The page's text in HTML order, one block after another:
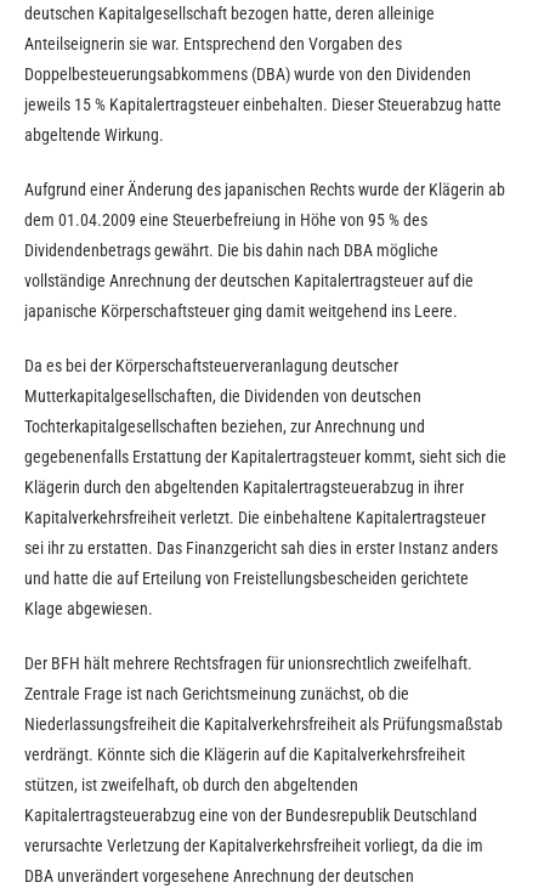
deutschen Kapitalgesellschaft bezogen hatte, deren alleinige
Anteilseignerin sie war. Entsprechend den Vorgaben des
Doppelbesteuerungsabkommens (DBA) wurde von den Dividenden
jeweils 15 % Kapitalertragsteuer einbehalten. Dieser Steuerabzug hatte
abgeltende Wirkung.
Aufgrund einer Änderung des japanischen Rechts wurde der Klägerin ab
dem 01.04.2009 eine Steuerbefreiung in Höhe von 95 % des
Dividendenbetrags gewährt. Die bis dahin nach DBA mögliche
vollständige Anrechnung der deutschen Kapitalertragsteuer auf die
japanische Körperschaftsteuer ging damit weitgehend ins Leere.
Da es bei der Körperschaftsteuerveranlagung deutscher
Mutterkapitalgesellschaften, die Dividenden von deutschen
Tochterkapitalgesellschaften beziehen, zur Anrechnung und
gegebenenfalls Erstattung der Kapitalertragsteuer kommt, sieht sich die
Klägerin durch den abgeltenden Kapitalertragsteuerabzug in ihrer
Kapitalverkehrsfreiheit verletzt. Die einbehaltene Kapitalertragsteuer
sei ihr zu erstatten. Das Finanzgericht sah dies in erster Instanz anders
und hatte die auf Erteilung von Freistellungsbescheiden gerichtete
Klage abgewiesen.
Der BFH hält mehrere Rechtsfragen für unionsrechtlich zweifelhaft.
Zentrale Frage ist nach Gerichtsmeinung zunächst, ob die
Niederlassungsfreiheit die Kapitalverkehrsfreiheit als Prüfungsmaßstab
verdrängt. Könnte sich die Klägerin auf die Kapitalverkehrsfreiheit
stützen, ist zweifelhaft, ob durch den abgeltenden
Kapitalertragsteuerabzug eine von der Bundesrepublik Deutschland
verursachte Verletzung der Kapitalverkehrsfreiheit vorliegt, da die im
DBA unverändert vorgesehene Anrechnung der deutschen